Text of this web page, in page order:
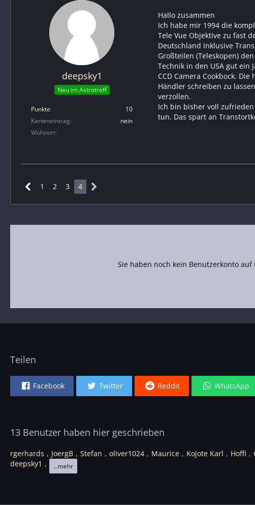
deepsky1
Neu im Astrotreff
Punkte
10
Karteneintrag
nein
Wohnort
Hallo zusammen
Ich habe mir 1994 die
Tele Vue Objektive zu fast
Deutschland inklusive
Großteilen (Teleskopen)
Technik in den USA gut ein
CCD Camera Cookbock.
Händler schreiben zu
verzollen.
Ich bin bisher voll
tun. Das spart an
1 2 3 4
Sie haben noch kein Benutzerkonto auf
Teilen
Facebook Twitter Reddit WhatsApp
13 Benutzer haben hier geschrieben
rgerhards JoergB Stefan oliver1024 Maurice Kojote Karl Hoffi
deepsky1
...mehr